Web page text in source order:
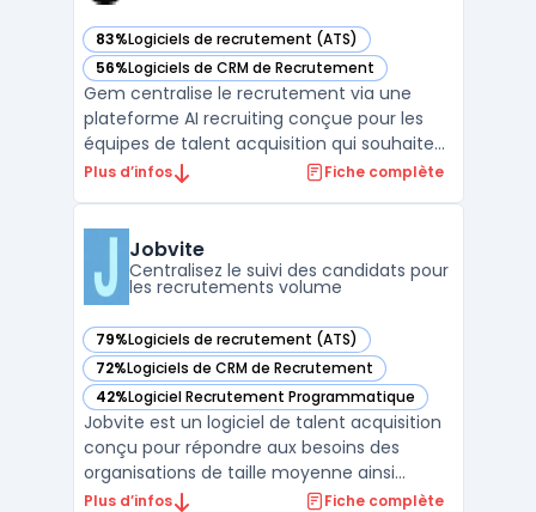
83%Logiciels de recrutement (ATS)
— voir Gem dans cette catégorie
56%Logiciels de CRM de Recrutement
— voir Gem dans cette catégorie
Gem centralise le recrutement via une
plateforme AI recruiting conçue pour les
équipes de talent acquisition qui souhaitent
réduire le nombre d’outils utilisés et
candidatures, gèrent différents canaux
d’échanges et antic ...
Plus d’infos Fiche complète
Jobvite
Centralisez le suivi des candidats pour
les recrutements volume
79%Logiciels de recrutement (ATS)
— voir Jobvite dans cette catégorie
72%Logiciels de CRM de Recrutement
— voir Jobvite dans cette catégorie
42%Logiciel Recrutement Programmatique
— voir Jobvite dans cette catégorie
Jobvite est un logiciel de talent acquisition
conçu pour répondre aux besoins des
organisations de taille moyenne ainsi
qu’aux entreprises soumises à de hauts
Plus d’infos Fiche complète